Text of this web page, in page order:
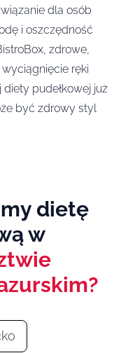
dla osób
i oszczędność
zdrowe,
wyciągnięcie ręki
pudełkowej już
być zdrowy styl
dietę
w